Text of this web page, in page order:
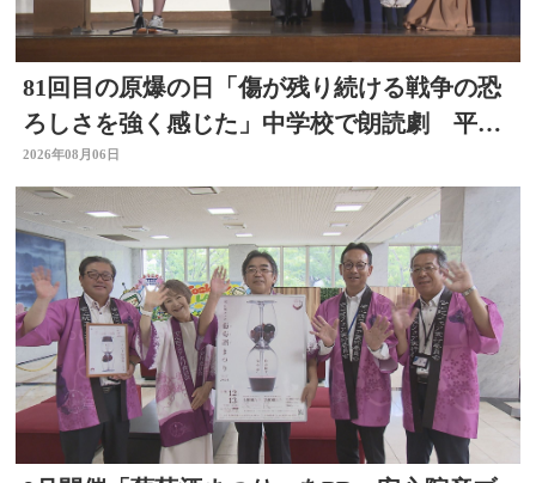
81回目の原爆の日「傷が残り続ける戦争の恐
ろしさを強く感じた」中学校で朗読劇 平和
の大切さ学ぶ 大分
2026年08月06日